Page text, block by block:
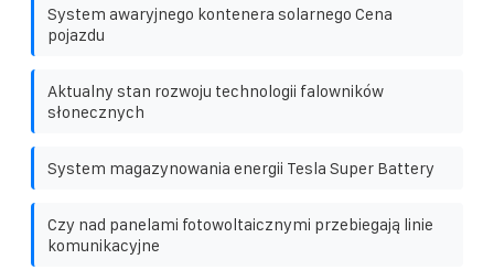
System awaryjnego kontenera solarnego Cena
pojazdu
Aktualny stan rozwoju technologii falowników
słonecznych
System magazynowania energii Tesla Super Battery
Czy nad panelami fotowoltaicznymi przebiegają linie
komunikacyjne